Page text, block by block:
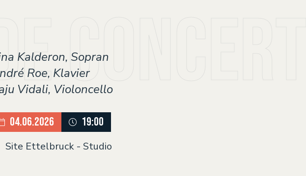
Kalderon, Sopran
Roe, Klavier
Vidali, Violoncello
04.06.2026 19:00
Site Ettelbruck - Studio